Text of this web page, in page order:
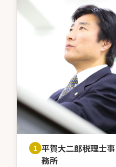
1 平賀大二郎税理士事
務所